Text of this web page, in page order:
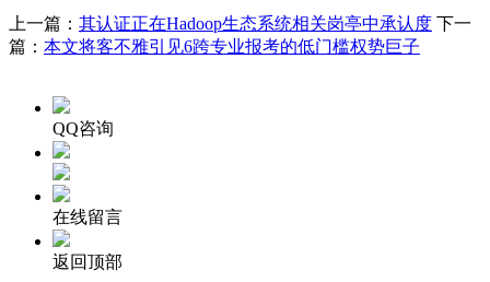
上一篇： 其认证正在Hadoop生态系统相关岗亭中承认度 下一
篇： 本文将客不雅引见6跨专业报考的低门槛权势巨子
QQ咨询
在线留言
返回顶部